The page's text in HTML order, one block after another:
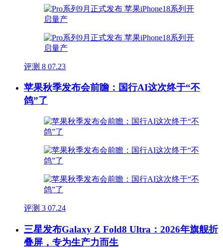
评测 8 07.23
苹果秋季发布会前瞻：国行AI这次终于“不
鸽”了
评测 3 07.24
三星发布Galaxy Z Fold8 Ultra：2026年旗舰折
叠屏，专为生产力而生